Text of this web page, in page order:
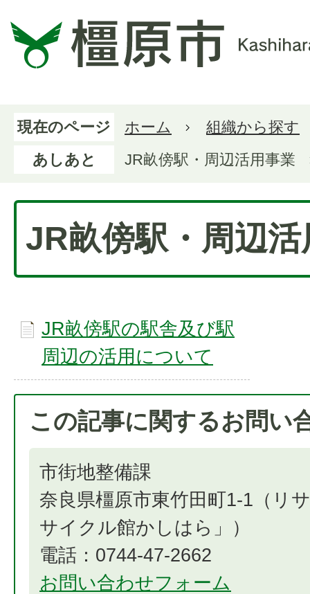
現在のページ ホーム
組織から探す
あしあと
JR畝傍駅・周辺活用事業
JR畝傍駅・周辺活
JR畝傍駅の駅舎及び駅
周辺の活用について
この記事に関するお問い
市街地整備課
奈良県橿原市東竹田町1-1（リ
サイクル館かしはら」）
電話：0744-47-2662
お問い合わせフォーム